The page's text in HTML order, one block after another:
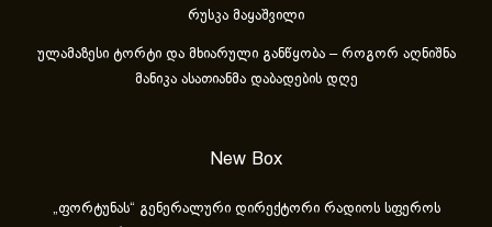
რუსკა მაყაშვილი
ულამაზესი ტორტი და მხიარული განწყობა – როგორ აღნიშნა
მანიკა ასათიანმა დაბადების დღე
New Box
„ფორტუნას“ გენერალური დირექტორი რადიოს სფეროს